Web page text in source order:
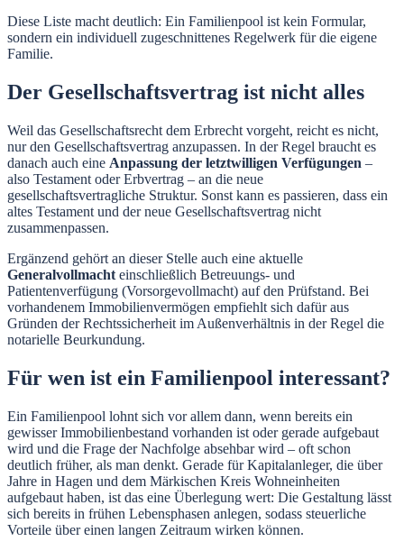
Diese Liste macht deutlich: Ein Familienpool ist kein Formular,
sondern ein individuell zugeschnittenes Regelwerk für die eigene
Familie.
Der Gesellschaftsvertrag ist nicht alles
Weil das Gesellschaftsrecht dem Erbrecht vorgeht, reicht es nicht,
nur den Gesellschaftsvertrag anzupassen. In der Regel braucht es
danach auch eine Anpassung der letztwilligen Verfügungen –
also Testament oder Erbvertrag – an die neue
gesellschaftsvertragliche Struktur. Sonst kann es passieren, dass ein
altes Testament und der neue Gesellschaftsvertrag nicht
zusammenpassen.
Ergänzend gehört an dieser Stelle auch eine aktuelle
Generalvollmacht einschließlich Betreuungs- und
Patientenverfügung (Vorsorgevollmacht) auf den Prüfstand. Bei
vorhandenem Immobilienvermögen empfiehlt sich dafür aus
Gründen der Rechtssicherheit im Außenverhältnis in der Regel die
notarielle Beurkundung.
Für wen ist ein Familienpool interessant?
Ein Familienpool lohnt sich vor allem dann, wenn bereits ein
gewisser Immobilienbestand vorhanden ist oder gerade aufgebaut
wird und die Frage der Nachfolge absehbar wird – oft schon
deutlich früher, als man denkt. Gerade für Kapitalanleger, die über
Jahre in Hagen und dem Märkischen Kreis Wohneinheiten
aufgebaut haben, ist das eine Überlegung wert: Die Gestaltung lässt
sich bereits in frühen Lebensphasen anlegen, sodass steuerliche
Vorteile über einen langen Zeitraum wirken können.